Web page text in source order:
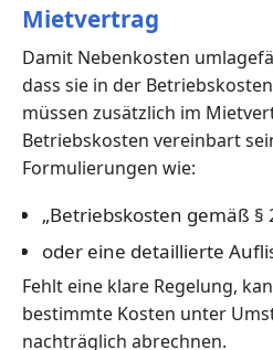
Mietvertrag
Damit Nebenkosten
dass sie in der
müssen zusätzlich im
Betriebskosten vereinbart
Formulierungen wie:
„Betriebskosten gemäß §
oder eine detaillierte
Fehlt eine klare Regelung,
bestimmte Kosten unter
nachträglich abrechnen.